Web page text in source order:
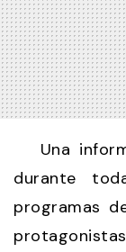
Una
durante
programas